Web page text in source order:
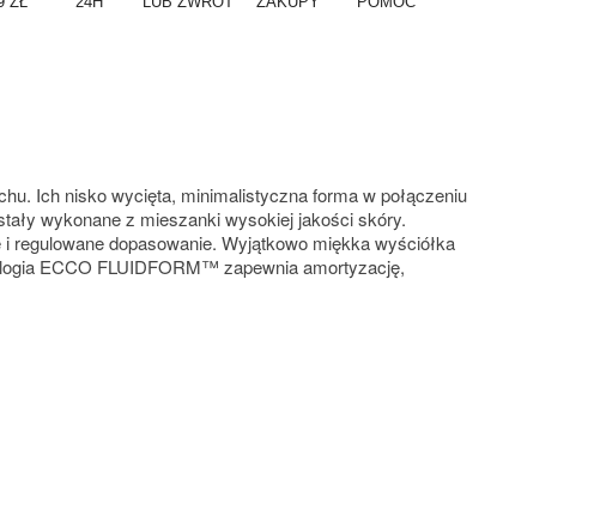
Ich nisko wycięta, minimalistyczna forma w połączeniu
wykonane z mieszanki wysokiej jakości skóry.
dopasowanie. Wyjątkowo miękka wyściółka
ECCO FLUIDFORM™ zapewnia amortyzację,